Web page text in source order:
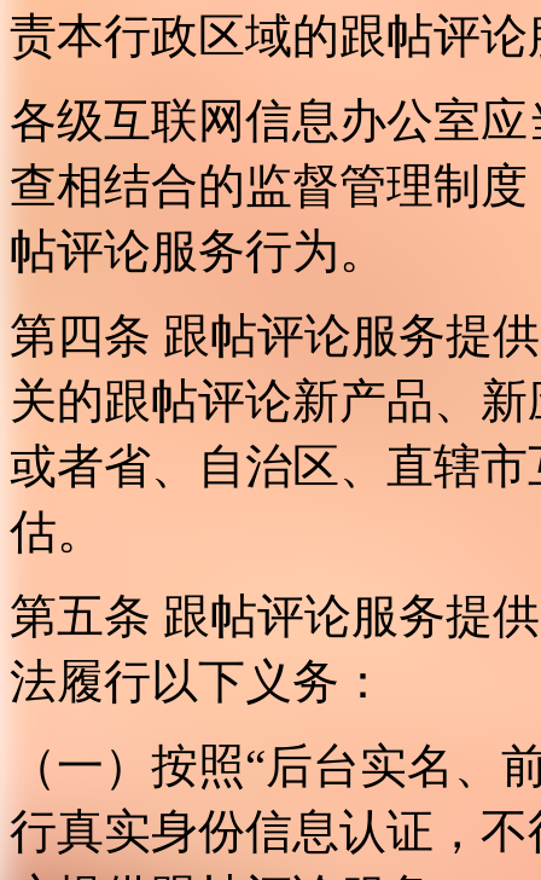
责本行政区域的跟帖评
各级互联网信息办公室
查相结合的监督管理制
帖评论服务行为。
第四条 跟帖评论服务提
关的跟帖评论新产品、
或者省、自治区、直辖
估。
第五条 跟帖评论服务提
法履行以下义务：
（一）按照“后台实名、
行真实身份信息认证，